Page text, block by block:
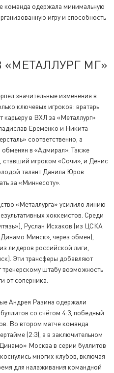
команда одержала минимальную
игру и способность
МГ»
значительные изменения в
ключевых игроков: вратарь
в ВХЛ за «Металлург»
Еременко и Никита
соответственно, а
в «Адмирал». Также
игроком «Сочи», и Денис
талант Данила Юров
за «Миннесоту».
«Металлурга» усилило линию
хоккеистов. Среди
Руслан Исхаков (из ЦСКА
Минск», через обмен),
лидеров российской лиги,
Эти трансферы добавляют
штабу возможность
от соперника.
Андрея Разина одержали
со счётом 4:3, победный
Во втором матче команда
(2:3), а в заключительном
Москва в серии буллитов
многих клубов, включая
для налаживания командной